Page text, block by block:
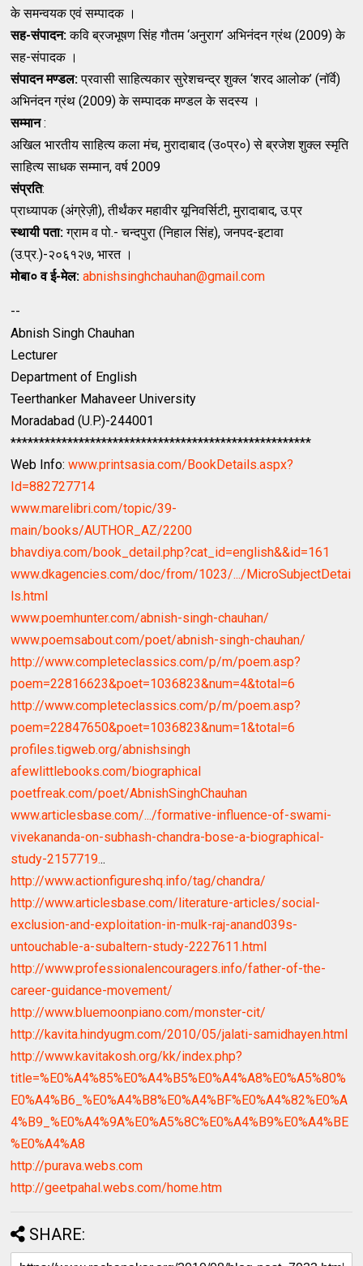
के समन्वयक एवं सम्पादक ।
सह-संपादन:कवि ब्रजभूषण सिंह गौतम ‘अनुराग’ अभिनंदन ग्रंथ (2009) के
सह-संपादक ।
संपादन मण्डल:प्रवासी साहित्यकार सुरेशचन्द्र शुक्ल ‘शरद आलोक’ (नॉर्वे)
अभिनंदन ग्रंथ (2009) के सम्पादक मण्डल के सदस्य ।
सम्मान:
अखिल भारतीय साहित्य कला मंच, मुरादाबाद (उ०प्र०) से ब्रजेश शुक्ल स्मृति
साहित्य साधक सम्मान, वर्ष 2009
संप्रति:
प्राध्यापक (अंग्रेज़ी), तीर्थंकर महावीर यूनिवर्सिटी, मुरादाबाद, उ.प्र
स्थायी पता:ग्राम व पो.- चन्दपुरा (निहाल सिंह), जनपद-इटावा
(उ.प्र.)-२०६१२७, भारत ।
मोबा० व ई-मेल:abnishsinghchauhan@gmail.com
--
Abnish Singh Chauhan
Lecturer
Department of English
Teerthanker Mahaveer University
Moradabad (U.P.)-244001
*****************************************************
Web Info:www.printsasia.com/BookDetails.aspx?
Id=882727714
www.marelibri.com/topic/39-
main/books/AUTHOR_AZ/2200
bhavdiya.com/book_detail.php?cat_id=english&&id=161
www.dkagencies.com/doc/from/1023/.../MicroSubjectDetai
ls.html
www.poemhunter.com/abnish-singh-chauhan/
www.poemsabout.com/poet/abnish-singh-chauhan/
http://www.completeclassics.com/p/m/poem.asp?
poem=22816623&poet=1036823&num=4&total=6
http://www.completeclassics.com/p/m/poem.asp?
poem=22847650&poet=1036823&num=1&total=6
profiles.tigweb.org/abnishsingh
afewlittlebooks.com/biographical
poetfreak.com/poet/AbnishSinghChauhan
www.articlesbase.com/.../formative-influence-of-swami-
vivekananda-on-subhash-chandra-bose-a-biographical-
study-2157719...
http://www.actionfigureshq.info/tag/chandra/
http://www.articlesbase.com/literature-articles/social-
exclusion-and-exploitation-in-mulk-raj-anand039s-
untouchable-a-subaltern-study-2227611.html
http://www.professionalencouragers.info/father-of-the-
career-guidance-movement/
http://www.bluemoonpiano.com/monster-cit/
http://kavita.hindyugm.com/2010/05/jalati-samidhayen.html
http://www.kavitakosh.org/kk/index.php?
title=%E0%A4%85%E0%A4%B5%E0%A4%A8%E0%A5%80%
E0%A4%B6_%E0%A4%B8%E0%A4%BF%E0%A4%82%E0%A
4%B9_%E0%A4%9A%E0%A5%8C%E0%A4%B9%E0%A4%BE
%E0%A4%A8
http://purava.webs.com
http://geetpahal.webs.com/home.htm
SHARE: